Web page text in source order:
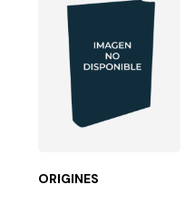
mettre en...
évidente à la compréhension du
ORIGINES